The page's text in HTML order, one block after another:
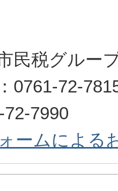
民税グルー
0761-72-
7990
ームによる